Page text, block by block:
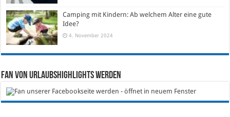
Camping mit Kindern: Ab welchem Alter eine gute
Idee?
4. November 2024
Fan von Urlaubshighlights werden